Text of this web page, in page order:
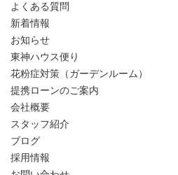
よくある質問
新着情報
お知らせ
東神ハウス便り
花粉症対策（ガーデンルーム）
提携ローンのご案内
会社概要
スタッフ紹介
ブログ
採用情報